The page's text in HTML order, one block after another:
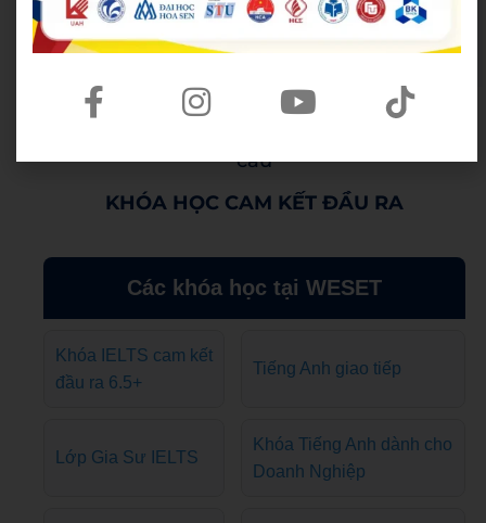
999+
Phiên bản giáo trình cá nhân hoá
cầu
KHÓA HỌC CAM KẾT ĐẦU RA
Các khóa học tại WESET
Khóa IELTS cam kết
đầu ra 6.5+
Tiếng Anh giao tiếp
Lớp Gia Sư IELTS
Khóa Tiếng Anh dành cho
Doanh Nghiệp